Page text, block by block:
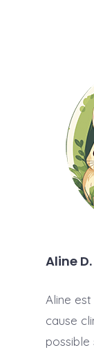
Aline D.
Aline
cause